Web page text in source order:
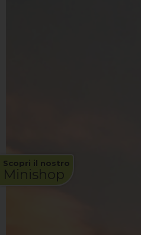
Scopri il nostro
Minishop